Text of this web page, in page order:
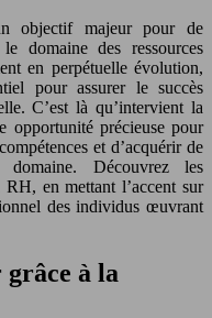
objectif majeur pour de
domaine des ressources
en perpétuelle évolution,
pour assurer le succès
C’est là qu’intervient la
opportunité précieuse pour
et d’acquérir de
domaine. Découvrez les
en mettant l’accent sur
des individus œuvrant
à la